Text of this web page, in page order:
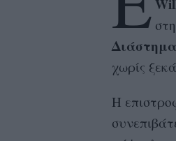
Διάστημα
χωρίς
Η